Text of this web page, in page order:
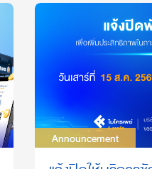
Announcement
Announcement